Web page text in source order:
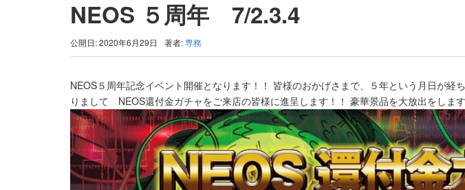
NEOS ５周年 7/2.3.4
公開日: 2020年6月29日 著者:専務
NEOS５周年記念イベント開催となります！！ 皆様のおかげさまで、５年という月日が経
りまして NEOS還付金ガチャをご来店の皆様に進呈します！！ 豪華景品を大放出をしま